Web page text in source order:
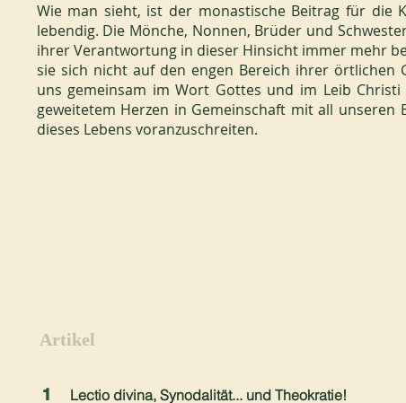
Wie man sieht, ist der monastische Beitrag für die
lebendig. Die Mönche, Nonnen, Brüder und
ihrer Verantwortung in dieser Hinsicht immer mehr
sie sich nicht auf den engen Bereich ihrer örtlichen
uns gemeinsam im Wort Gottes und im Leib
geweitetem Herzen in Gemeinschaft mit all unseren
dieses Lebens voranzuschreiten.
Artikel
Lectio divina, Synodalität... und Theokratie!
1